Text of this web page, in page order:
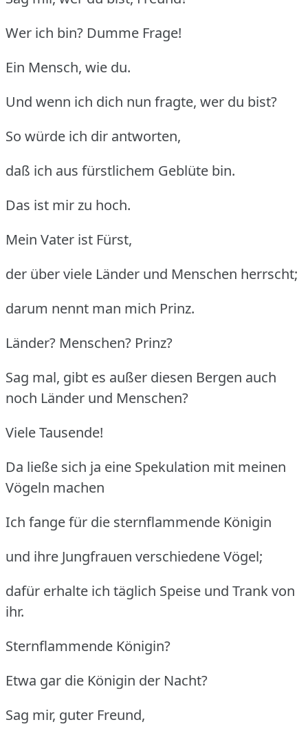
Wer ich bin? Dumme Frage!
Ein Mensch, wie du.
Und wenn ich dich nun fragte, wer du bist?
So würde ich dir antworten,
daß ich aus fürstlichem Geblüte bin.
Das ist mir zu hoch.
Mein Vater ist Fürst,
der über viele Länder und Menschen herrscht;
darum nennt man mich Prinz.
Länder? Menschen? Prinz?
Sag mal, gibt es außer diesen Bergen auch
noch Länder und Menschen?
Viele Tausende!
Da ließe sich ja eine Spekulation mit meinen
Vögeln machen
Ich fange für die sternflammende Königin
und ihre Jungfrauen verschiedene Vögel;
dafür erhalte ich täglich Speise und Trank von
ihr.
Sternflammende Königin?
Etwa gar die Königin der Nacht?
Sag mir, guter Freund,